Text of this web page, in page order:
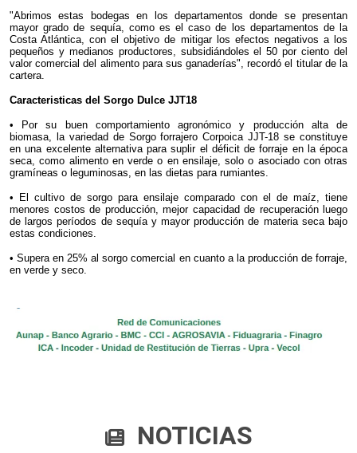
"Abrimos estas bodegas en los departamentos donde se presentan
mayor grado de sequía, como es el caso de los departamentos de la
Costa Atlántica, con el objetivo de mitigar los efectos negativos a los
pequeños y medianos productores, subsidiándoles el 50 por ciento del
valor comercial del alimento para sus ganaderías", recordó el titular de la
cartera.
Caracteristicas del Sorgo Dulce JJT18
• Por su buen comportamiento agronómico y producción alta de
biomasa, la variedad de Sorgo forrajero Corpoica JJT-18 se constituye
en una excelente alternativa para suplir el déficit de forraje en la época
seca, como alimento en verde o en ensilaje, solo o asociado con otras
gramíneas o leguminosas, en las dietas para rumiantes.
• El cultivo de sorgo para ensilaje comparado con el de maíz, tiene
menores costos de producción, mejor capacidad de recuperación luego
de largos períodos de sequía y mayor producción de materia seca bajo
estas condiciones.
• Supera en 25% al sorgo comercial en cuanto a la producción de forraje,
en verde y seco.
NOTICIAS